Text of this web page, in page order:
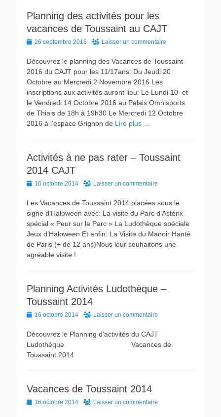
Planning des activités pour les
vacances de Toussaint au CAJT
Posted
26 septembre 2016 Laisser un commentaire
Découvrez le planning des Vacances de Toussaint
2016 du CAJT pour les 11/17ans: Du Jeudi 20
Octobre au Mercredi 2 Novembre 2016 Les
inscriptions aux activités auront lieu: Le Lundi 10 et
le Vendredi 14 Octobre 2016 au Palais Omnisports
de Thiais de 18h à 19h30 Le Mercredi 12 Octobre
2016 à l’espace Grignon de Lire plus …
Activités à ne pas rater – Toussaint
2014 CAJT
Posted16 octobre 2014 Laisser un commentaire
Les Vacances de Toussaint 2014 placées sous le
signe d’Haloween avec: La visite du Parc d’Astérix
spécial « Peur sur le Parc » La Ludothèque spéciale
Jeux d’Haloween Et enfin: La Visite du Manoir Hanté
de Paris (+ de 12 ans)Nous leur souhaitons une
agréable visite !
Planning Activités Ludothèque –
Toussaint 2014
Posted16 octobre 2014 Laisser un commentaire
Découvrez le Planning d’activités du CAJT
Ludothèque Vacances de
Toussaint 2014
Vacances de Toussaint 2014
Posted16 octobre 2014 Laisser un commentaire